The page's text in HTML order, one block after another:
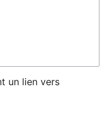
un lien vers